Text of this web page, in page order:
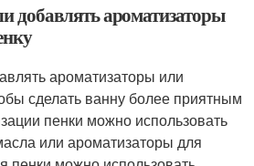
добавлять ароматизаторы
ароматизаторы или
сделать ванну более приятным
пенки можно использовать
или ароматизаторы для